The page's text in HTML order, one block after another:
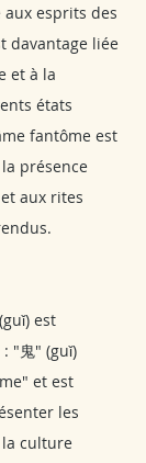
esprits des
davantage liée
et à la
états
fantôme est
présence
aux rites
est
"鬼" (guǐ)
et est
les
culture